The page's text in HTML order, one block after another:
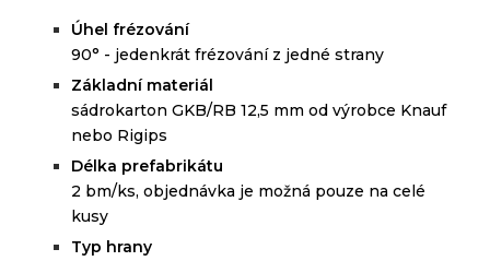
Úhel frézování
90° - jedenkrát frézování z jedné strany
Základní materiál
sádrokarton GKB/RB 12,5 mm od výrobce Knauf
nebo Rigips
Délka prefabrikátu
2 bm/ks, objednávka je možná pouze na celé
kusy
Typ hrany